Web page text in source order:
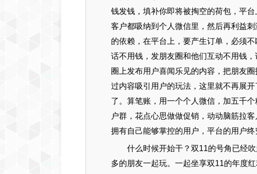
钱发钱，填补你即将被掏空的荷包，平
客户都吸纳到个人微信里，然后再利益
的依赖，在平台上，要产生订单，必须
话不用钱，发朋友圈和他们互动不用钱
圈上发布用户喜闻乐见的内容，把朋友
过内容吸引用户的玩法，这里就不再展
了。算笔账，用一个个人微信，加五千
户群，花点心思做做促销，动动脑筋拉
拥有自己能够掌控的用户，平台的用户
什么时候开始干？双11的号角已经
多的朋友一起玩。一起坐享双11的年度